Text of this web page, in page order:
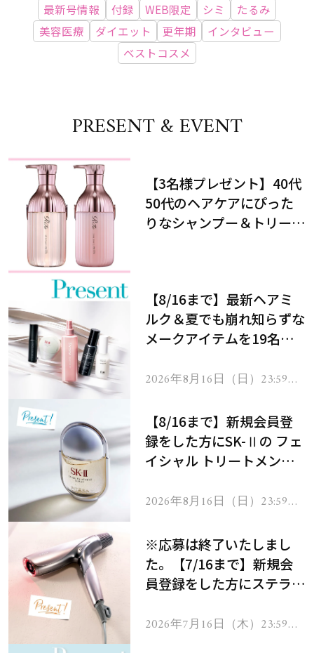
最新号情報 付録 WEB限定 シミ
たるみ
美容医療
ダイエット 更年期
インタビュー
ベストコスメ
PRESENT & EVENT
【3名様プレゼント】40代
50代のヘアケアにぴった
りなシャンプー＆トリート
【8/16まで】最新ヘアミ
ルク＆夏でも崩れ知らずな
メークアイテムを19名様
2026年8月16日（日）23:59ま
【8/16まで】新規会員登
録をした方にSK-Ⅱの フェ
イシャル トリートメント
2026年8月16日（日）23:59ま
※応募は終了いたしまし
た。【7/16まで】新規会
員登録をした方にステラボ
ヘアドライヤー ジュエル
2026年7月16日（木）23:59ま